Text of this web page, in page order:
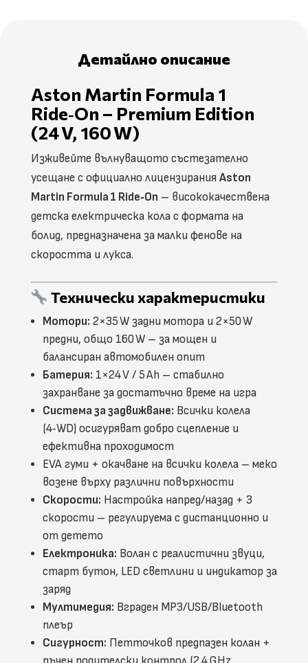
Детайлно описание
Aston Martin Formula 1
Ride‑On – Premium Edition
(24 V, 160 W)
Изживейте вълнуващото състезателно
усещане с официално лицензирания Aston
Martin Formula 1 Ride‑On – висококачествена
детска електрическа кола с формата на
болид, предназначена за малки фенове на
скоростта и лукса.
Технически характеристики
Мотори: 2×35 W задни мотора и 2×50 W
предни, общо 160 W – за мощен и
балансиран автомобилен опит
Батерия: 1×24 V / 5 Ah – стабилно
захранване за достатъчно време на игра
Система за задвижване: Всички колела
(4‑WD) осигуряват добро сцепление и
ефективна проходимост
EVA гуми + окачване на всички колела – меко
возене върху различни повърхности
Скорости: Настройка напред/назад + 3
скорости – регулируема с дистанционно и
от детето
Електроника: Волан с реалистични звуци,
старт бутон, LED светлини и индикатор за
заряд
Мултимедия: Вграден MP3/USB/Bluetooth
плеър
Сигурност: Петточков предпазен колан +